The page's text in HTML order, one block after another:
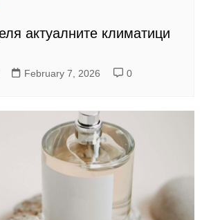
актуалните климатици
February 7, 2026 0